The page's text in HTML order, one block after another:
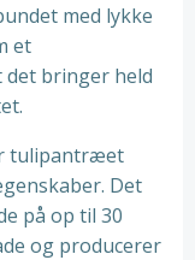
med lykke
et
bringer held
tulipantræet
Det
på op til 30
og producerer